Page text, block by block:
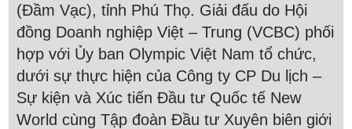
(Đầm Vạc), tỉnh Phú Thọ. Giải đấu do Hội
đồng Doanh nghiệp Việt – Trung (VCBC) phối
hợp với Ủy ban Olympic Việt Nam tổ chức,
dưới sự thực hiện của Công ty CP Du lịch –
Sự kiện và Xúc tiến Đầu tư Quốc tế New
World cùng Tập đoàn Đầu tư Xuyên biên giới